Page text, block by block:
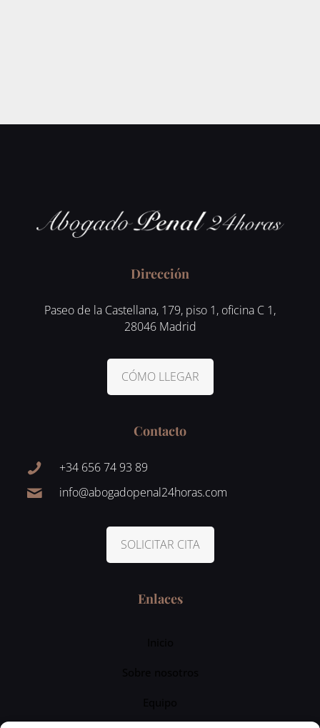
Dirección
Paseo de la Castellana, 179, piso 1, oficina C 1,
28046 Madrid
CÓMO LLEGAR
Contacto
+34 656 74 93 89
info@abogadopenal24horas.com
SOLICITAR CITA
Enlaces